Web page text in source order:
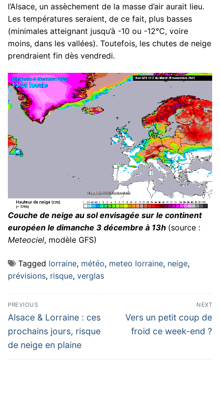
l’Alsace, un assèchement de la masse d’air aurait lieu.
Les températures seraient, de ce fait, plus basses
(minimales atteignant jusqu’à -10 ou -12°C, voire
moins, dans les vallées). Toutefois, les chutes de neige
prendraient fin dès vendredi.
Couche de neige au sol envisagée sur le continent
européen le dimanche 3 décembre à 13h (source :
Meteociel, modèle GFS)
Tagged lorraine, météo, meteo lorraine, neige,
prévisions, risque, verglas
Navigation
de
l’article
PREVIOUS
Previous
post:
Alsace & Lorraine : ces
prochains jours, risque
de neige en plaine
NEXT
Next
post:
Vers un petit coup de
froid ce week-end ?